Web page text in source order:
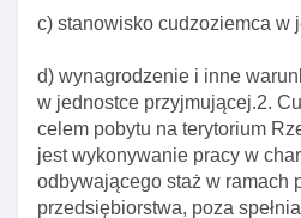
c) stanowisko cudzoziemca w
d) wynagrodzenie i inne
w jednostce przyjmującej.2.
celem pobytu na terytorium
jest wykonywanie pracy w
odbywającego staż w ramach
przedsiębiorstwa, poza
Art. 127. Zezwolenie na
wysokich kwalifikacji
Art. 127a.
limitu udzielanych
celu wykonywania pracy
kwalifikacj